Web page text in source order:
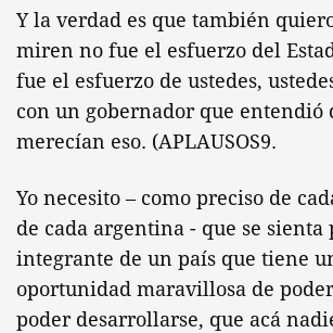
Y la verdad es que también
miren no fue el esfuerzo del
fue el esfuerzo de ustedes,
con un gobernador que entendió
merecían eso. (APLAUSOS9.
Yo necesito – como preciso de
de cada argentina - que se sienta
integrante de un país que tiene
oportunidad maravillosa de
poder desarrollarse, que acá